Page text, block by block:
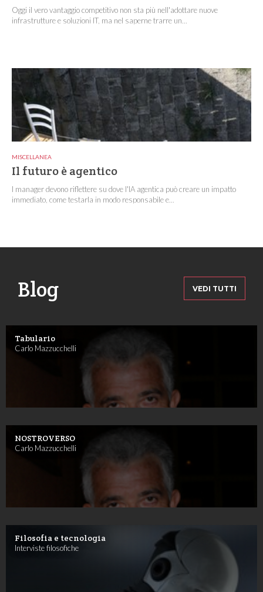
Oggi il vero vantaggio competitivo non sta più nell'adottare nuove
infrastrutture e soluzioni IT, ma nel saperne trarre un...
MISCELLANEA
Il futuro è agentico
I manager devono riflettere su dove l'IA agentica può creare un impatto
immediato, come testarla in modo responsabile e...
Blog VEDI TUTTI
Tabulario
Carlo Mazzucchelli
NOSTROVERSO
Carlo Mazzucchelli
Filosofia e tecnologia
Interviste filosofiche